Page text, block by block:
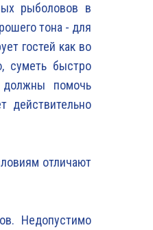
рыболовов в
тона - для
гостей как во
суметь быстро
помочь
действительно
отличают
Недопустимо